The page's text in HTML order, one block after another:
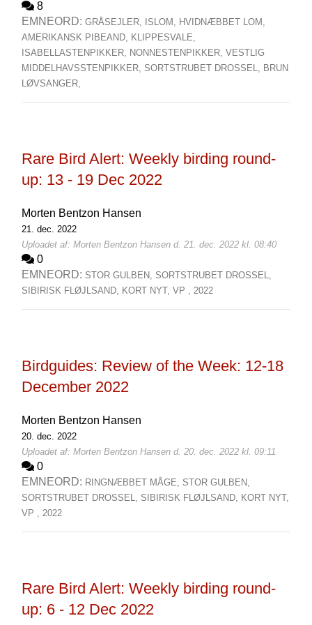
8
EMNEORD: GRÅSEJLER, ISLOM, HVIDNÆBBET LOM,
AMERIKANSK PIBEAND, KLIPPESVALE,
ISABELLASTENPIKKER, NONNESTENPIKKER, VESTLIG
MIDDELHAVSSTENPIKKER, SORTSTRUBET DROSSEL, BRUN
LØVSANGER,
Rare Bird Alert: Weekly birding round-
up: 13 - 19 Dec 2022
Morten Bentzon Hansen
21. dec. 2022
Uploadet af: Morten Bentzon Hansen d. 21. dec. 2022 kl. 08:40
0
EMNEORD: STOR GULBEN, SORTSTRUBET DROSSEL,
SIBIRISK FLØJLSAND, KORT NYT, VP , 2022
Birdguides: Review of the Week: 12-18
December 2022
Morten Bentzon Hansen
20. dec. 2022
Uploadet af: Morten Bentzon Hansen d. 20. dec. 2022 kl. 09:11
0
EMNEORD: RINGNÆBBET MÅGE, STOR GULBEN,
SORTSTRUBET DROSSEL, SIBIRISK FLØJLSAND, KORT NYT,
VP , 2022
Rare Bird Alert: Weekly birding round-
up: 6 - 12 Dec 2022